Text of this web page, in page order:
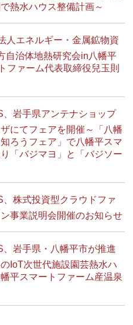
熱水ハウス整備計画～
人エネルギー・金属鉱物資
自治体地熱研究会in八幡平
ファーム代表取締役兒玉則
、岩手県アンテナショップ
にてフェアを開催～「八幡
ろうフェア」で八幡平スマ
「バジマヨ」と「バジソー
、株式投資型クラウドファ
事業説明会開催のお知らせ
、岩手県・八幡平市が推進
IoT次世代施設園芸熱水ハ
平スマートファーム産温泉